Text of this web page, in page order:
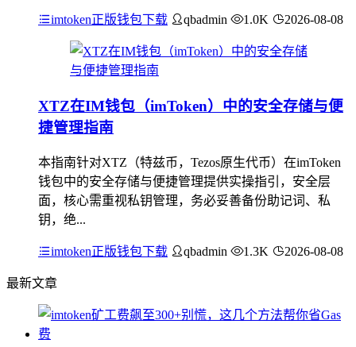
imtoken正版钱包下载 qbadmin 1.0K 2026-08-08
XTZ在IM钱包（imToken）中的安全存储与便
捷管理指南
本指南针对XTZ（特兹币，Tezos原生代币）在imToken
钱包中的安全存储与便捷管理提供实操指引，安全层
面，核心需重视私钥管理，务必妥善备份助记词、私
钥，绝...
imtoken正版钱包下载 qbadmin 1.3K 2026-08-08
最新文章